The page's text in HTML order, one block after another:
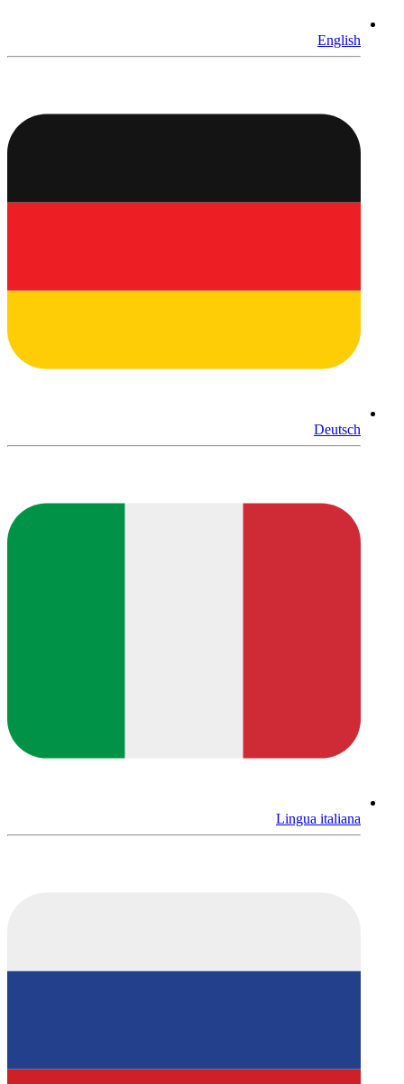
English
Deutsch
Lingua italiana